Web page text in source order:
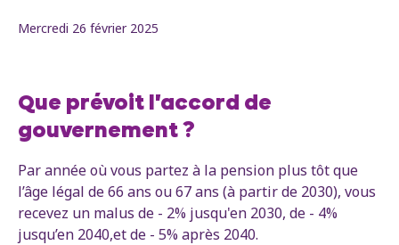
Mercredi 26 février 2025
Que prévoit l'accord de
gouvernement ?
Par année où vous partez à la pension plus tôt que
l’âge légal de 66 ans ou 67 ans (à partir de 2030), vous
recevez un malus de - 2% jusqu'en 2030, de - 4%
jusqu’en 2040,et de - 5% après 2040.